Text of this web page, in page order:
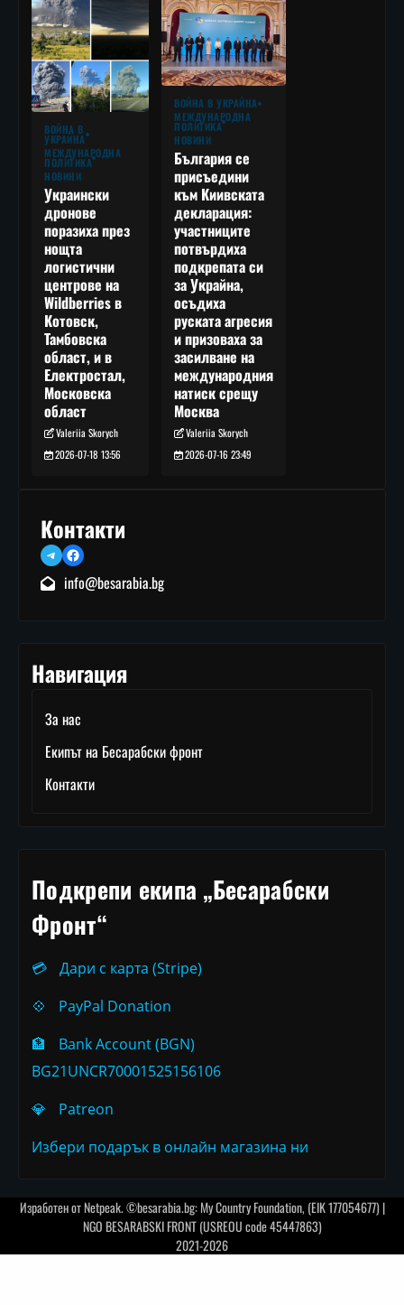
ВОЙНА В
УКРАЙНА
МЕЖДУНАРОДНА
ПОЛИТИКА
НОВИНИ
Украински
дронове
поразиха през
нощта
логистични
центрове на
Wildberries в
Котовск,
Тамбовска
област, и в
Електростал,
Московска
област
Valeriia Skorych
2026-07-18 13:56
ВОЙНА В УКРАЙНА
МЕЖДУНАРОДНА
ПОЛИТИКА
НОВИНИ
България се
присъедини
към Киивската
декларация:
участниците
потвърдиха
подкрепата си
за Украйна,
осъдиха
руската агресия
и призоваха за
засилване на
международния
натиск срещу
Москва
Valeriia Skorych
2026-07-16 23:49
Контакти
TelegramFacebook
info@besarabia.bg
Навигация
За нас
Екипът на Бесарабски фронт
Контакти
Подкрепи екипа „Бесарабски
Фронт“
💳
Дари с карта (Stripe)
💠
PayPal Donation
🏦
Bank Account (BGN)
BG21UNCR70001525156106
💎
Patreon
Избери подарък в онлайн магазина ни
Изработен отNetpeak. ©besarabia.bg: My Country Foundation, (EIK 177054677) |
NGO BESARABSKI FRONT (USREOU code 45447863)
2021-2026